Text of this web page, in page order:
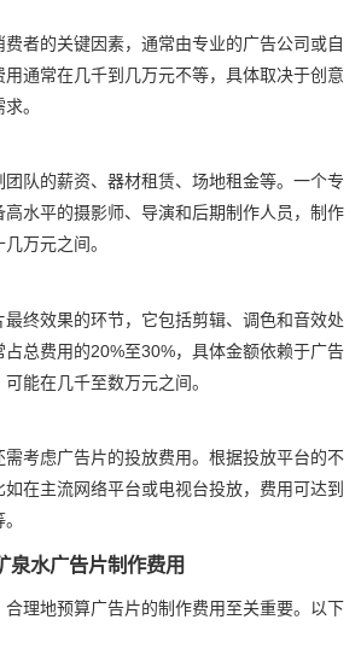
者的关键因素，通常由专业的广告公司或自
通常在几千到几万元不等，具体取决于创意
。
队的薪资、器材租赁、场地租金等。一个专
水平的摄影师、导演和后期制作人员，制作
万元之间。
终效果的环节，它包括剪辑、调色和音效处
总费用的20%至30%，具体金额依赖于广告
能在几千至数万元之间。
考虑广告片的投放费用。根据投放平台的不
在主流网络平台或电视台投放，费用可达到
泉水广告片制作费用
理地预算广告片的制作费用至关重要。以下